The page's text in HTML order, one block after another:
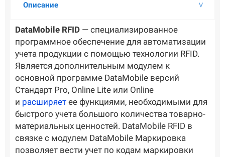
Самая актуальная и необходимая информация о нововведениях и
технической составляющей ассортимента «POScenter».
НОВОСТИ ЖУРНАЛ КОНФЕРЕНЦИИ
+7 (495) 518-94-41 info@poscenter.ru
Описание
DataMobile RFID — специализированное
программное обеспечение для автоматизации
учета продукции с помощью технологии RFID.
Является дополнительным модулем к
основной программе DataMobile версий
Стандарт Pro, Online Lite или Online
и расширяет ее функциями, необходимыми для
быстрого учета большого количества товарно-
материальных ценностей. DataMobile RFID в
связке с модулем DataMobile Маркировка
позволяет вести учет по кодам маркировки